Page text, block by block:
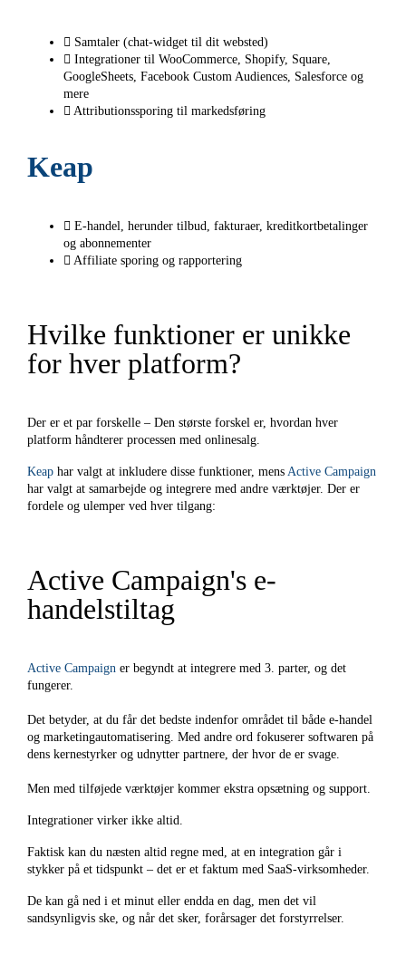
Samtaler (chat-widget til dit websted)
Integrationer til WooCommerce, Shopify, Square,
GoogleSheets, Facebook Custom Audiences, Salesforce og
mere
Attributionssporing til markedsføring
Keap
E-handel, herunder tilbud, fakturaer, kreditkortbetalinger
og abonnementer
Affiliate sporing og rapportering
Hvilke funktioner er unikke
for hver platform?
Der er et par forskelle – Den største forskel er, hvordan hver
platform håndterer processen med onlinesalg.
Keap har valgt at inkludere disse funktioner, mens Active Campaign
har valgt at samarbejde og integrere med andre værktøjer. Der er
fordele og ulemper ved hver tilgang:
Active Campaign's e-
handelstiltag
Active Campaign er begyndt at integrere med 3. parter, og det
fungerer.
Det betyder, at du får det bedste indenfor området til både e-handel
og marketingautomatisering. Med andre ord fokuserer softwaren på
dens kernestyrker og udnytter partnere, der hvor de er svage.
Men med tilføjede værktøjer kommer ekstra opsætning og support.
Integrationer virker ikke altid.
Faktisk kan du næsten altid regne med, at en integration går i
stykker på et tidspunkt – det er et faktum med SaaS-virksomheder.
De kan gå ned i et minut eller endda en dag, men det vil
sandsynligvis ske, og når det sker, forårsager det forstyrrelser.